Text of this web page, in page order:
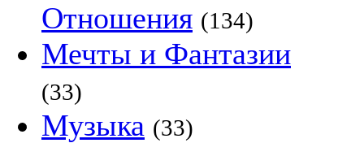
Отношения (134)
Мечты и Фантазии
(33)
Музыка (33)